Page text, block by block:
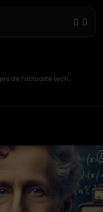
de l’actualité tech,